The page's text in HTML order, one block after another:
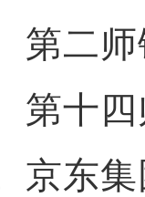
第二
第十
京东